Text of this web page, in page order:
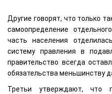
Другие говорят, что только
самоопределение
часть населения
систему правления в
правительство всегда
обязательства меньшинству
Третьи утверждают, что